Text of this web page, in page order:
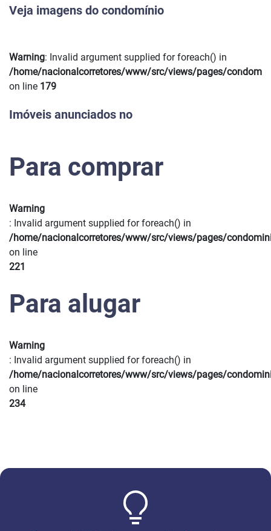
Veja imagens do condomínio
Warning: Invalid argument supplied for foreach() in
/home/nacionalcorretores/www/src/views/pages/
on line 179
Previous Next
Imóveis anunciados no
Para comprar
Warning
: Invalid argument supplied for foreach() in
/home/nacionalcorretores/www/src/views/pages/
on line
221
Para alugar
Warning
: Invalid argument supplied for foreach() in
/home/nacionalcorretores/www/src/views/pages/
on line
234